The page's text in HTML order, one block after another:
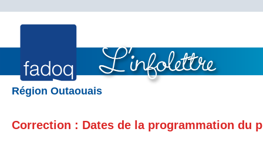
Région Outaouais
Correction : Dates de la programmation du